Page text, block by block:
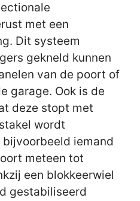
met een
Dit systeem
gekneld kunnen
van de poort of
garage. Ook is de
deze stopt met
wordt
iemand
meteen tot
een blokkeerwiel
gestabiliseerd